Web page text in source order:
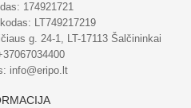
174921721
LT749217219
g. 24-1, LT-17113 Šalčininkai
info@eripo.lt